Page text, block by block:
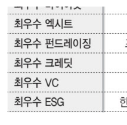
결과, ESG(환경·사회·지배구조...